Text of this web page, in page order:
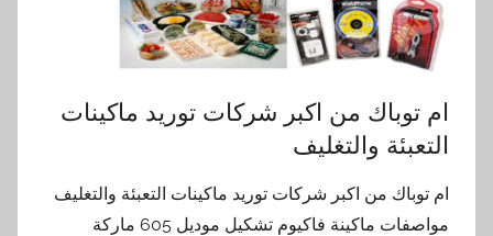
ام توباك من اكبر شركات توريد ماكينات
التعبئة والتغليف
ام توباك من اكبر شركات توريد ماكينات التعبئة والتغليف
مواصفات ماكينة فاكيوم تشكيل موديل 605 ماركة